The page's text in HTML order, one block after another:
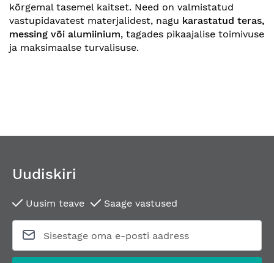
kõrgemal tasemel kaitset. Need on valmistatud
vastupidavatest materjalidest, nagu karastatud teras,
messing või alumiinium, tagades pikaajalise toimivuse
ja maksimaalse turvalisuse.
Uudiskiri
Uusim teave Saage vastused